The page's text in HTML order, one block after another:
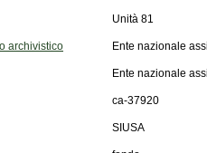
Unità 81
archivistico Ente nazionale
Ente nazionale
ca-37920
SIUSA